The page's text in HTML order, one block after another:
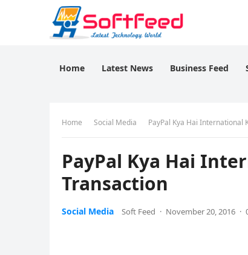
Home Latest News Business Feed
Home Social Media PayPal Kya Hai International
PayPal Kya Hai
Transaction
Social Media Soft Feed · November 20, 2016 ·